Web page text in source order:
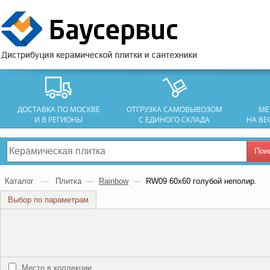
ДОСТАВКА ПО МОСКВЕ
И В РЕГИОНЫ
ОТГРУЗКА САМОВЫВОЗОМ
С ЕДИНОГО СКЛАДА
НА
Каталог — Плитка — Rainbow — RW09 60х60 голубой неполир.
Выбор по параметрам
Место в коллекции